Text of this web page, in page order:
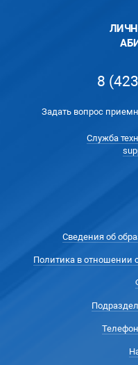
8
Задать вопрос
Служба
Сведения об
Политика в отношении